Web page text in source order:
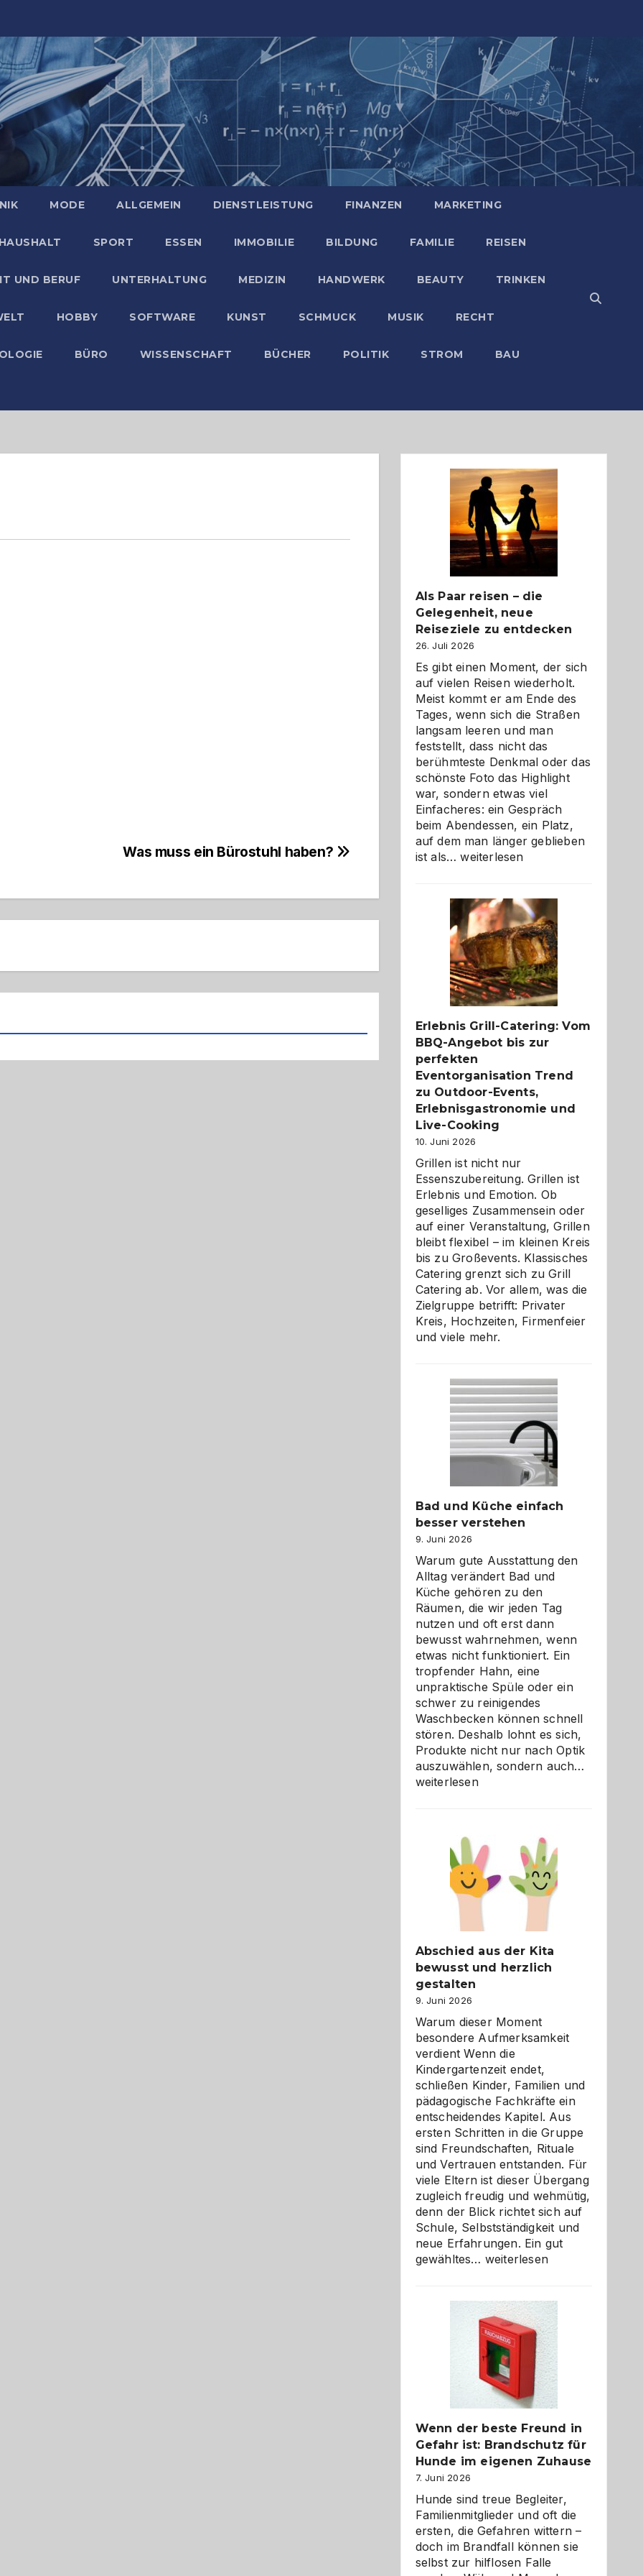
MODE ALLGEMEIN DIENSTLEISTUNG FINANZEN MARKETING
HAUSHALT SPORT ESSEN IMMOBILIE BILDUNG FAMILIE REISEN
UND BERUF UNTERHALTUNG MEDIZIN HANDWERK BEAUTY TRINKEN
HOBBY SOFTWARE KUNST SCHMUCK MUSIK RECHT
BÜRO WISSENSCHAFT BÜCHER POLITIK STROM BAU
Was muss ein Bürostuhl haben?
Als Paar reisen – die
Gelegenheit, neue
Reiseziele zu entdecken
26. Juli 2026
Es gibt einen Moment, der sich
auf vielen Reisen wiederholt.
Meist kommt er am Ende des
Tages, wenn sich die Straßen
langsam leeren und man
feststellt, dass nicht das
berühmteste Denkmal oder das
schönste Foto das Highlight
war, sondern etwas viel
Einfacheres: ein Gespräch
beim Abendessen, ein Platz,
auf dem man länger geblieben
ist als…Als
die
Gelegenheit,
neue
Reiseziele
zu
entdecken
weiterlesen
Erlebnis Grill-Catering: Vom
BBQ-Angebot bis zur
perfekten
Eventorganisation Trend
zu Outdoor-Events,
Erlebnisgastronomie und
Live-Cooking
10. Juni 2026
Grillen ist nicht nur
Essenszubereitung. Grillen ist
Erlebnis und Emotion. Ob
geselliges Zusammensein oder
auf einer Veranstaltung, Grillen
bleibt flexibel – im kleinen Kreis
bis zu Großevents. Klassisches
Catering grenzt sich zu Grill
Catering ab. Vor allem, was die
Zielgruppe betrifft: Privater
Kreis, Hochzeiten, Firmenfeier
und viele mehr.
Bad und Küche einfach
besser verstehen
9. Juni 2026
Warum gute Ausstattung den
Alltag verändert Bad und
Küche gehören zu den
Räumen, die wir jeden Tag
nutzen und oft erst dann
bewusst wahrnehmen, wenn
etwas nicht funktioniert. Ein
tropfender Hahn, eine
unpraktische Spüle oder ein
schwer zu reinigendes
Waschbecken können schnell
stören. Deshalb lohnt es sich,
Produkte nicht nur nach Optik
auszuwählen, sondern auch…
weiterlesen
Abschied aus der Kita
bewusst und herzlich
gestalten
9. Juni 2026
Warum dieser Moment
besondere Aufmerksamkeit
verdient Wenn die
Kindergartenzeit endet,
schließen Kinder, Familien und
pädagogische Fachkräfte ein
entscheidendes Kapitel. Aus
ersten Schritten in die Gruppe
sind Freundschaften, Rituale
und Vertrauen entstanden. Für
viele Eltern ist dieser Übergang
zugleich freudig und wehmütig,
denn der Blick richtet sich auf
Schule, Selbstständigkeit und
neue Erfahrungen. Ein gut
gewähltes… Abschied
Kita
bewusst
und
herzlich
gestalten
weiterlesen
Wenn der beste Freund in
Gefahr ist: Brandschutz für
Hunde im eigenen Zuhause
7. Juni 2026
Hunde sind treue Begleiter,
Familienmitglieder und oft die
ersten, die Gefahren wittern –
doch im Brandfall können sie
selbst zur hilflosen Falle